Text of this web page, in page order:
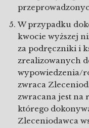
W przypadku
kwocie wyższej
za podręczniki i
zrealizowanych
wypowiedzenia/
zwraca
zwracana jest na
którego
Zleceniodawca